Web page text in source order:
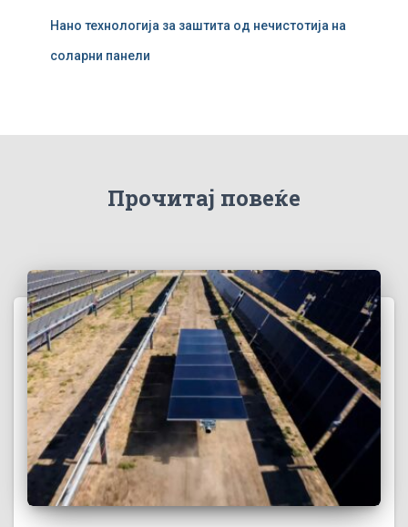
Нано технологија за заштита од нечистотија на
соларни панели
Прочитај повеќе